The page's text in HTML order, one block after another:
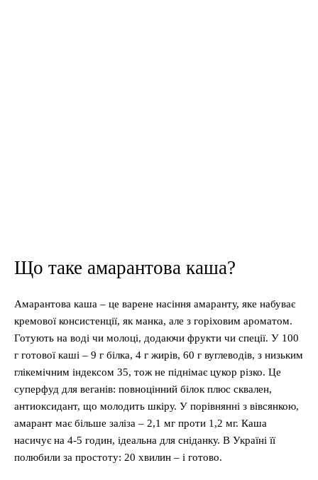
Що таке амарантова каша?
Амарантова каша – це варене насіння амаранту, яке набуває
кремової консистенції, як манка, але з горіховим ароматом.
Готують на воді чи молоці, додаючи фрукти чи спеції. У 100
г готової каші – 9 г білка, 4 г жирів, 60 г вуглеводів, з низьким
глікемічним індексом 35, тож не піднімає цукор різко. Це
суперфуд для веганів: повноцінний білок плюс сквален,
антиоксидант, що молодить шкіру. У порівнянні з вівсянкою,
амарант має більше заліза – 2,1 мг проти 1,2 мг. Каша
насичує на 4-5 годин, ідеальна для сніданку. В Україні її
полюбили за простоту: 20 хвилин – і готово.